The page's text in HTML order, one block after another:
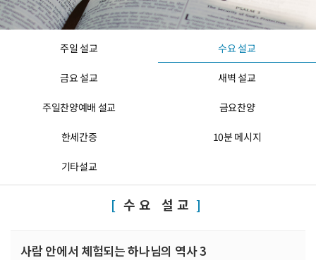
주일 설교 수요 설교
금요 설교 새벽 설교
주일찬양예배 설교 금요찬양
한세간증 10분 메시지
기타설교
수요 설교
사람 안에서 체험되는 하나님의 역사 3